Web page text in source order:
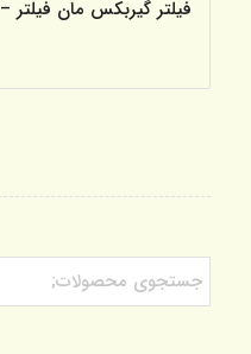
فیلتر گیربکس مان فیلتر – Mann Oil Filter WD962